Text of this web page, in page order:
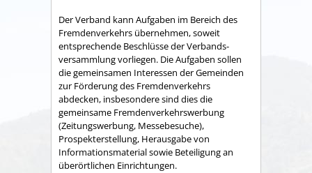
Der Verband kann Aufgaben im Bereich des
Fremdenverkehrs übernehmen, soweit
entsprechende Beschlüsse der Verbands­
versammlung vorliegen. Die Aufgaben sollen
die gemeinsamen Interessen der Gemeinden
zur Förderung des Fremdenverkehrs
abdecken, insbesondere sind dies die
gemeinsame Fremden­verkehrswerbung
(Zeitungswerbung, Messebesuche),
Prospekter­stellung, Herausgabe von
Informationsmaterial sowie Betei­ligung an
überörtlichen Einrichtungen.